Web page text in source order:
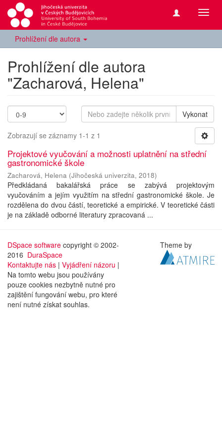
Prohlížení dle autora
Prohlížení dle autora
"Zacharová, Helena"
Vykonat
Zobrazují se záznamy 1-1 z 1
Projektové vyučování a možnosti uplatnění na střední
gastronomické škole
Zacharová, Helena (Jihočeská univerzita, 2018)
Předkládaná bakalářská práce se zabývá projektovým
vyučováním a jejím využitím na střední gastronomické škole. Je
rozdělena do dvou částí, teoretické a empirické. V teoretické části
je na základě odborné literatury zpracovaná ...
DSpace software copyright © 2002-
2016 DuraSpace
Kontaktujte nás | Vyjádření názoru |
Na tomto webu jsou používány
pouze cookies nezbytně nutné pro
zajištění fungování webu, pro které
není nutné získat souhlas.
Theme by